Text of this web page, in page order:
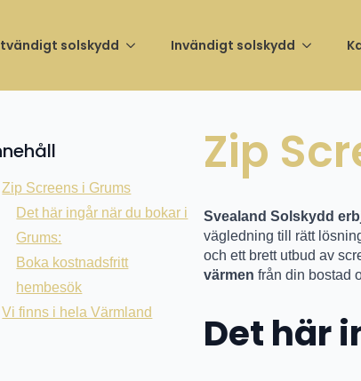
solskydd Invändigt solskydd
Zip Screens i Grums
Det här ingår när du bokar i
Grums:
Boka kostnadsfritt
hembesök
Vi finns i hela Värmland
Zip
Svealand Solskydd
vägledning till rätt
och ett brett utbud av
värmen från din bostad
Det här